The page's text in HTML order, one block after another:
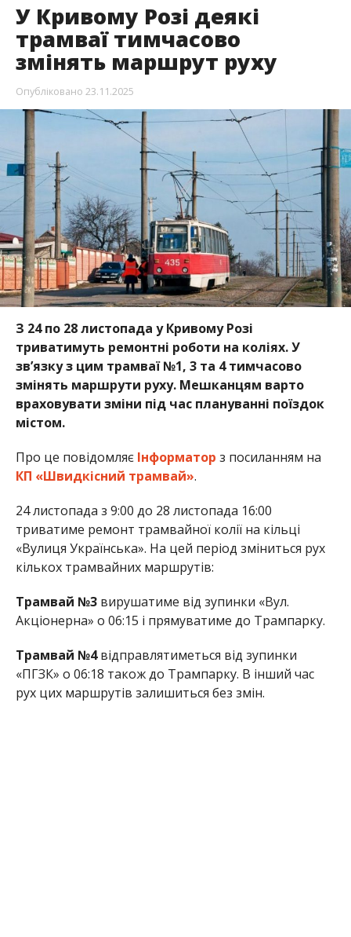
У Кривому Розі деякі
трамваї тимчасово
змінять маршрут руху
Опубліковано 23.11.2025
З 24 по 28 листопада у Кривому Розі
триватимуть ремонтні роботи на коліях. У
звʼязку з цим трамваї №1, 3 та 4 тимчасово
змінять маршрути руху. Мешканцям варто
враховувати зміни під час плануванні поїздок
містом.
Про це повідомляє Інформатор з посиланням на
КП «Швидкісний трамвай».
24 листопада з 9:00 до 28 листопада 16:00
триватиме ремонт трамвайної колії на кільці
«Вулиця Українська». На цей період зміниться рух
кількох трамвайних маршрутів:
Трамвай №3вирушатиме від зупинки «Вул.
Акціонерна» о 06:15 і прямуватиме до Трампарку.
Трамвай №4відправлятиметься від зупинки
«ПГЗК» о 06:18 також до Трампарку. В інший час
рух цих маршрутів залишиться без змін.